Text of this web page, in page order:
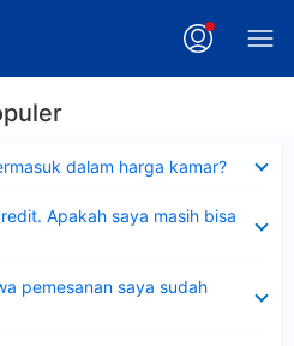
dalam harga kamar?
Apakah saya masih bisa
pemesanan saya sudah